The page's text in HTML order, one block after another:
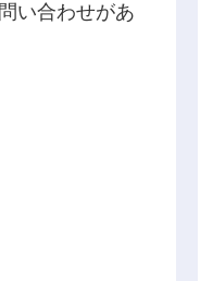
い合わせがあ